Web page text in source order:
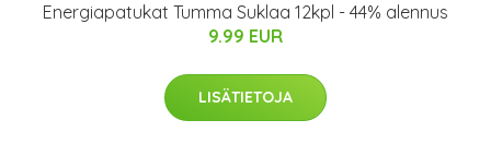
Energiapatukat Tumma Suklaa 12kpl - 44% alennus
9.99 EUR
LISÄTIETOJA